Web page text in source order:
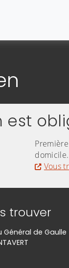
est
domicile.
Vous
trouver
Général de Gaulle